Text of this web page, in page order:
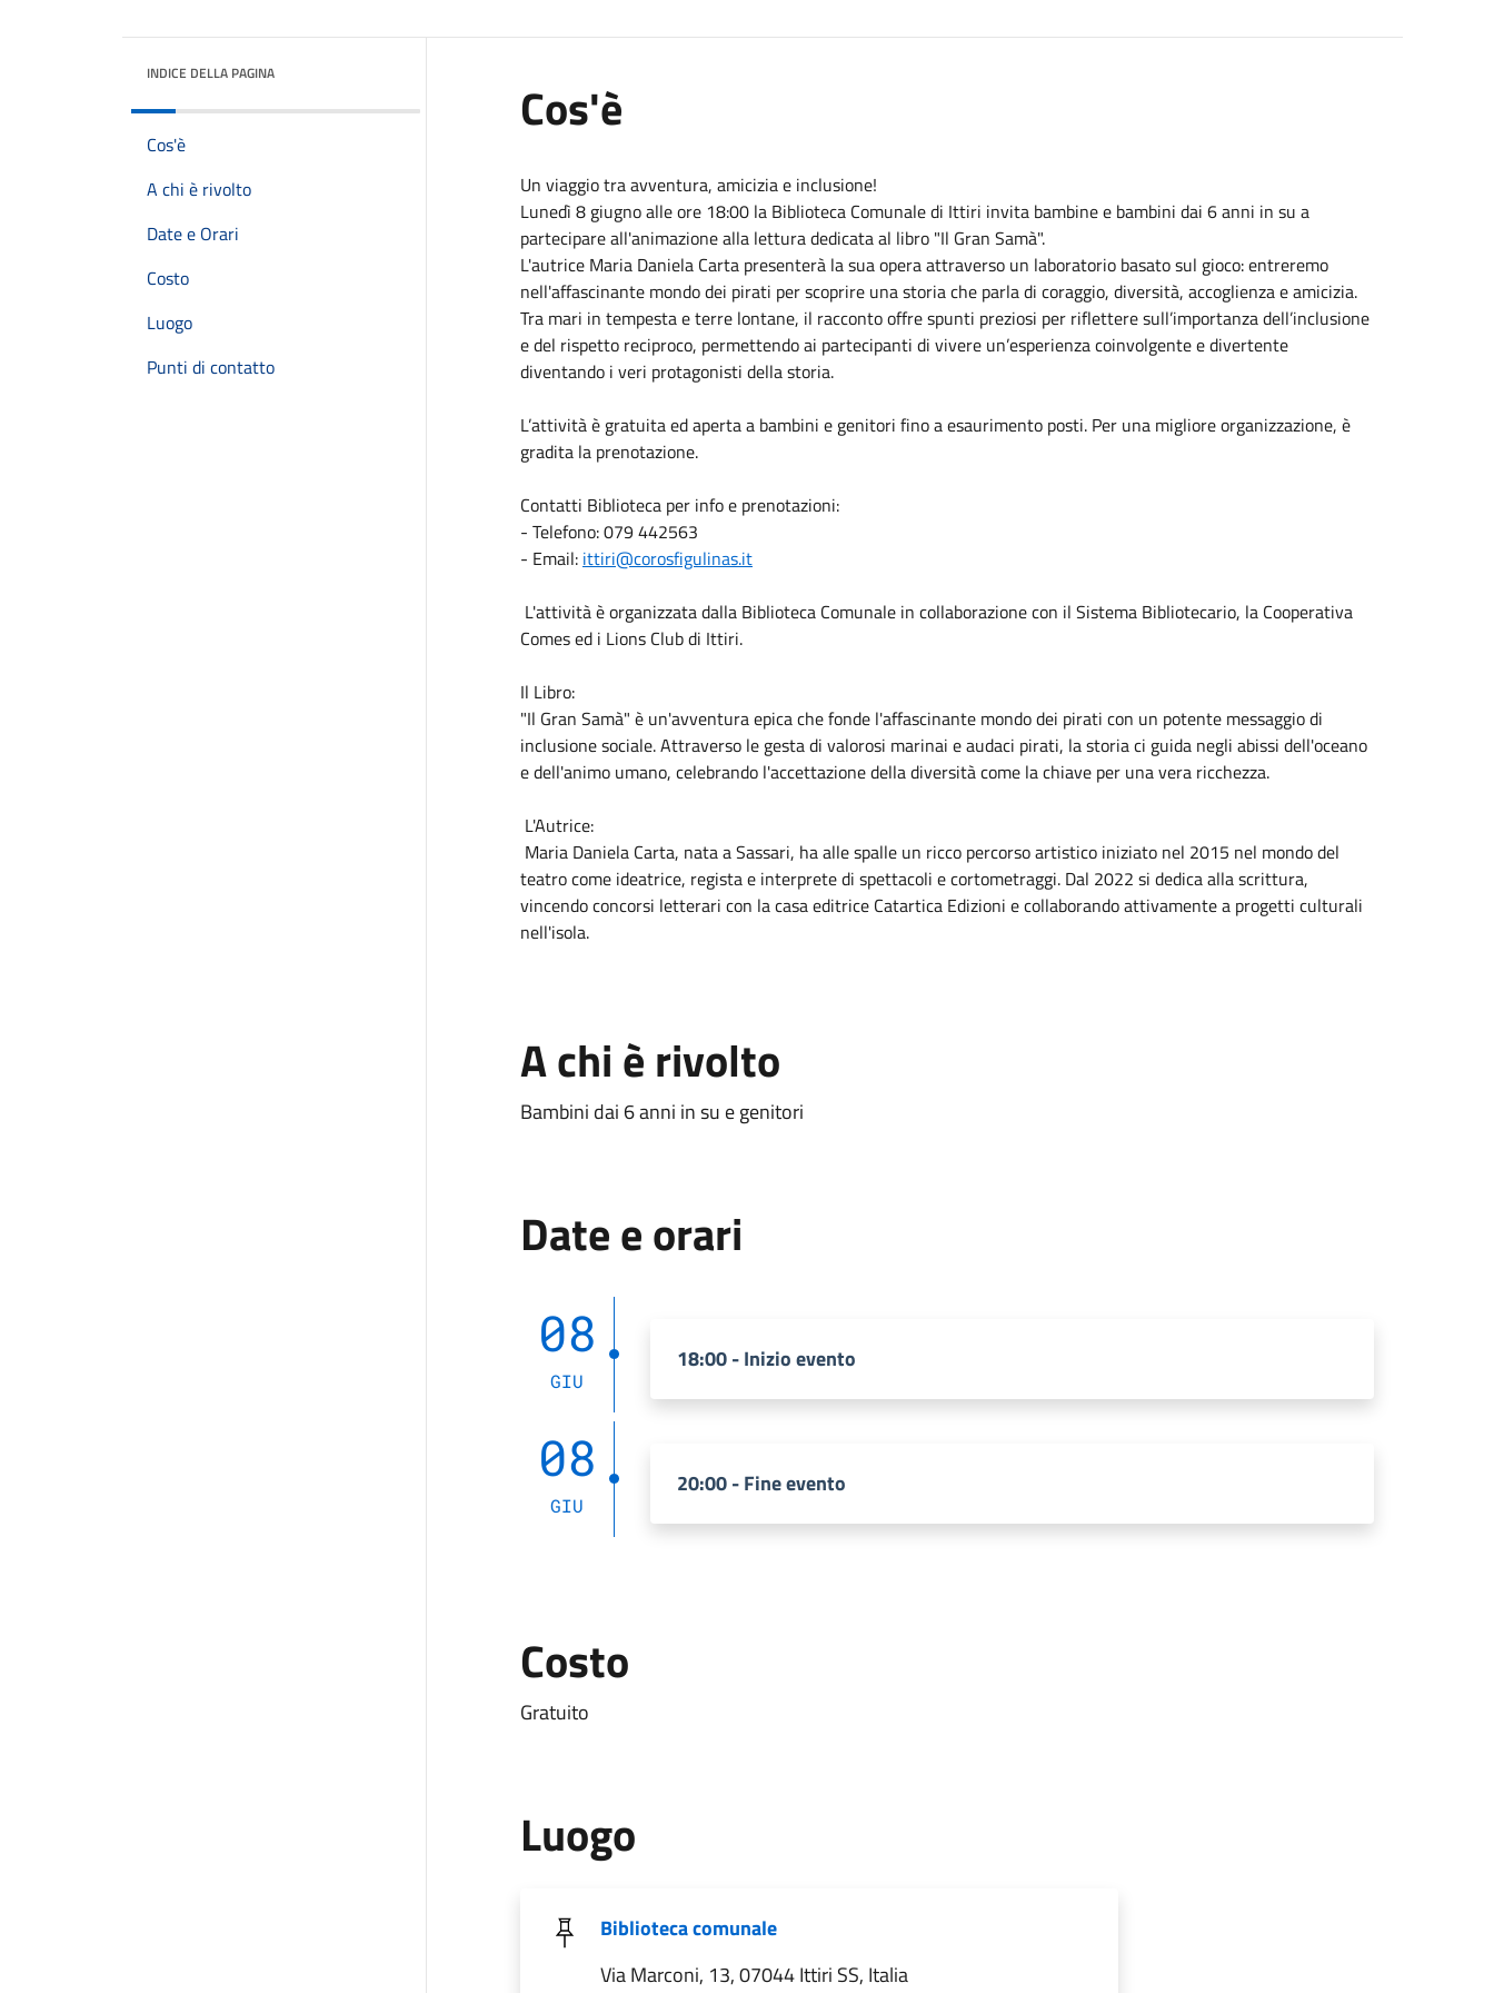
INDICE DELLA PAGINA
Cos'è
A chi è rivolto
Date e Orari
Costo
Luogo
Punti di contatto
Cos'è
Un viaggio tra avventura, amicizia e inclusione!
​Lunedì 8 giugno alle ore 18:00 la Biblioteca Comunale di Ittiri invita bambine e bambini dai 6 anni in su a
partecipare all'animazione alla lettura dedicata al libro "Il Gran Samà".
​L'autrice Maria Daniela Carta presenterà la sua opera attraverso un laboratorio basato sul gioco: entreremo
nell'affascinante mondo dei pirati per scoprire una storia che parla di coraggio, diversità, accoglienza e amicizia.
Tra mari in tempesta e terre lontane, il racconto offre spunti preziosi per riflettere sull’importanza dell’inclusione
e del rispetto reciproco, permettendo ai partecipanti di vivere un’esperienza coinvolgente e divertente
diventando i veri protagonisti della storia.
​L’attività è gratuita ed aperta a bambini e genitori fino a esaurimento posti. Per una migliore organizzazione, è
gradita la prenotazione.
​Contatti Biblioteca per info e prenotazioni:
- ​Telefono: 079 442563
- ​Email: ittiri@corosfigulinas.it
​ L'attività è organizzata dalla Biblioteca Comunale in collaborazione con il Sistema Bibliotecario, la Cooperativa
Comes ed i Lions Club di Ittiri.
​Il Libro:
"Il Gran Samà" è un'avventura epica che fonde l'affascinante mondo dei pirati con un potente messaggio di
inclusione sociale. Attraverso le gesta di valorosi marinai e audaci pirati, la storia ci guida negli abissi dell'oceano
e dell'animo umano, celebrando l'accettazione della diversità come la chiave per una vera ricchezza.
​ L'Autrice:
Maria Daniela Carta, nata a Sassari, ha alle spalle un ricco percorso artistico iniziato nel 2015 nel mondo del
teatro come ideatrice, regista e interprete di spettacoli e cortometraggi. Dal 2022 si dedica alla scrittura,
vincendo concorsi letterari con la casa editrice Catartica Edizioni e collaborando attivamente a progetti culturali
nell'isola.
A chi è rivolto
Bambini dai 6 anni in su e genitori
Date e orari
08
GIU
18:00 - Inizio evento
08
GIU
20:00 - Fine evento
Costo
Gratuito
Luogo
Biblioteca comunale
Via Marconi, 13, 07044 Ittiri SS, Italia